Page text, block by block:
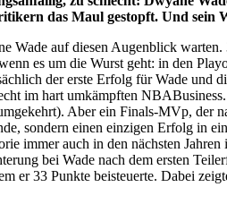
das Maul gestopft. Und sein
Wade auf diesen Augenblick
es um die Wurst geht: in den
der erste Erfolg für Wade und
im hart umkämpften
Aber ein Finals-MVp, der
sondern einen einzigen Erfolg in
immer auch in den nächsten
bei Wade nach dem ersten
er 33 Punkte beisteuerte. Dabei